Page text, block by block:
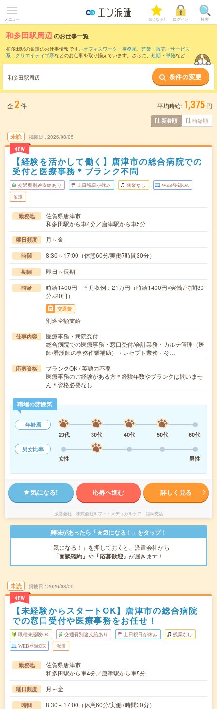
メニュー 気になる! ログイン 検索
和多田駅周辺のお仕事一覧
和多田駅の派遣のお仕事情報です。 オフィスワーク・事務系、 営業・販売・サービス
系、 クリエイティブ系などのお仕事を取り揃えています。さらに、 短期 ・ 単発などの
また、西唐津駅
など近隣駅のお仕事もご確
認いただけます。
和多田駅周辺 条件の変更
全 2件 平均時給: 1,375 円
新着順 時給順
未読
NEW
掲載日 2026/08/05
【経験を活かして働く】唐津市の総合病院での
受付と医療事務＊ブランク不問
交通費別途支給あり 土日祝日が休み 残業なし WEB登録OK
派遣
勤務地
佐賀県唐津市
和多田駅から車4分／唐津駅から車5分
曜日頻度 月～金
時間 8:30～17:00（休憩60分/実働7時間30分）
期間 即日～長期
時給
時給1400円 ＊月収例：21万円（時給1400円×実働7時間30
分×20日）
交通費
別途全額支給
仕事内容
医療事務・病院受付
総合病院での医療事務・窓口受付/会計業務・カルテ管理（医
師/看護師の事務作業補助）・レセプト業務・そ…
応募資格
ブランクOK / 英語力不要
医療事務のご経験がある方＊経験年数やブランクは問いませ
ん＊資格必要なし
職場の雰囲気
年齢層
20代
30代 40代 50代
60代
男女比率
女性
男性
気になる! 応募へ進む 詳しく見る
派遣会社 株式会社ルフト・メディカルケア 福岡支店
興味があったら「★気になる！」をタップ！
「気になる！」を押しておくと、派遣会社から
「面談確約」 や 「応募歓迎」 が届きます！
未読
NEW
掲載日 2026/08/05
【未経験からスタートOK】唐津市の総合病院
での窓口受付や医療事務をお任せ！
職種未経験OK 交通費別途支給あり 土日祝日が休み 残業なし
WEB登録OK 派遣
勤務地
佐賀県唐津市
和多田駅から車4分／唐津駅から車5分
曜日頻度 月～金
時間 8:30～17:00（休憩60分/実働7時間30分）